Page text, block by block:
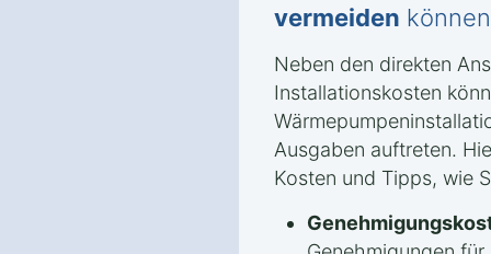
vermeiden können
Neben den direkten
Installationskosten
Ausgaben auftreten.
Kosten und Tipps, wie